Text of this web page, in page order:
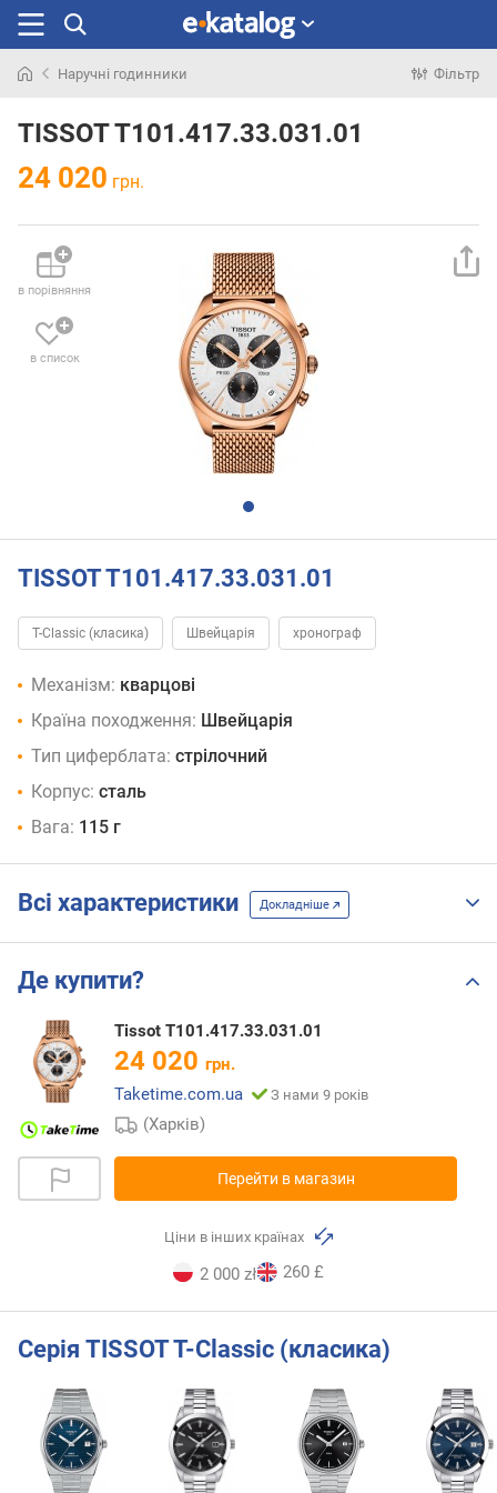
раніше
Наручні годинники Фільтр
TISSOT T101.417.33.031.01
24 020 грн.
в порівняння
в список
TISSOT T101.417.33.031.01
T-Classic (класика) Швейцарія хронограф
Механізм: кварцові
Країна походження: Швейцарія
Тип циферблата: стрілочний
Корпус: сталь
Вага: 115 г
Всі характеристики Докладніше
Де купити?
Tissot T101.417.33.031.01
24 020 грн.
Taketime.com.ua
З нами 9 років
(Харків)
Перейти в магазин
Ціни в інших країнах
2 000 zł 260 £
Серія TISSOT T-Classic (класика)